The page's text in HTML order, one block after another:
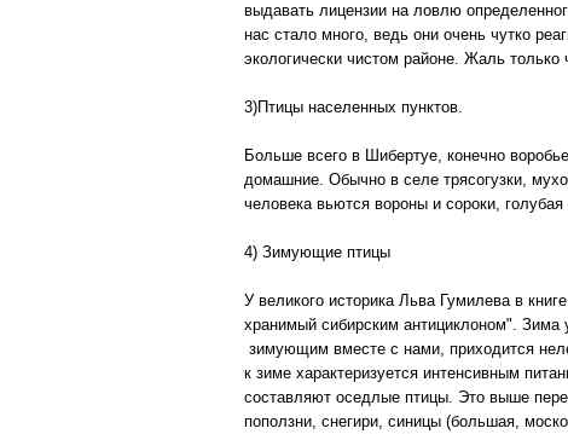
выдавать лицензии на ловлю
нас стало много, ведь они очень чутко
экологически чистом районе. Жаль
3)Птицы населенных пунктов.
Больше всего в Шибертуе, конечно
домашние. Обычно в селе трясогузки,
человека вьются вороны и сороки,
4) Зимующие птицы
У великого историка Льва Гумилева в
хранимый сибирским антициклоном". Зима
зимующим вместе с нами, приходится
к зиме характеризуется интенсивным
составляют оседлые птицы. Это выше
поползни, снегири, синицы (большая,